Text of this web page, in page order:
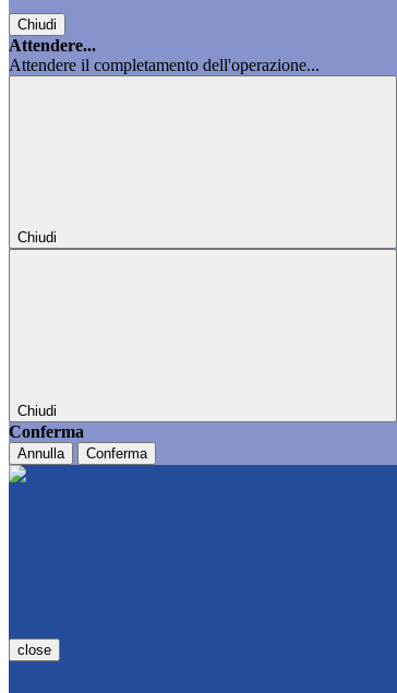
Chiudi
Attendere...
Attendere il completamento dell'operazione...
Chiudi
Chiudi
Conferma
Annulla Conferma
close